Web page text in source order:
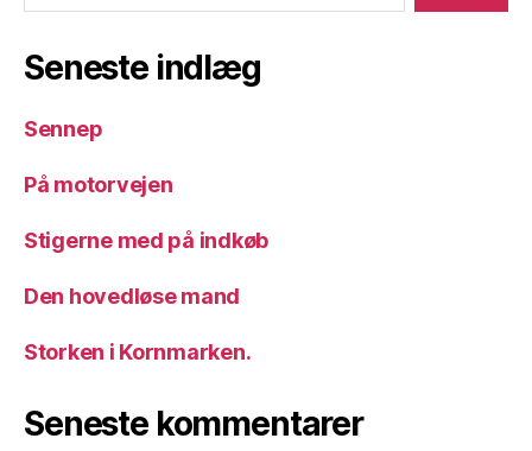
Seneste indlæg
Sennep
På motorvejen
Stigerne med på indkøb
Den hovedløse mand
Storken i Kornmarken.
Seneste kommentarer